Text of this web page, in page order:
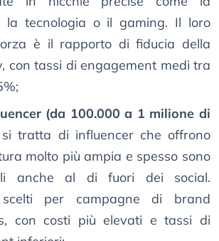
la tecnologia o il gaming. Il loro
è il rapporto di fiducia della
con tassi di engagement medi tra
(da 100.000 a 1 milione di
tratta di influencer che offrono
molto più ampia e spesso sono
anche al di fuori dei social.
scelti per campagne di brand
con costi più elevati e tassi di